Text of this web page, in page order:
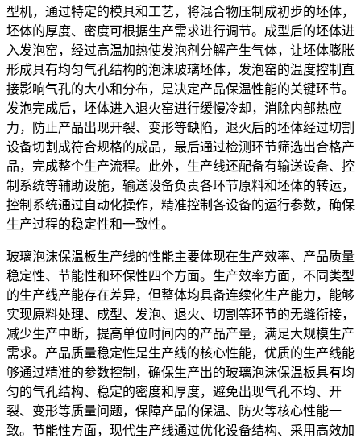
型机，通过特定的模具和工艺，将混合物压制成初步的坯体，
坯体的厚度、密度可根据生产需求进行调节。成型后的坯体进
入发泡窑，经过高温加热使发泡剂分解产生气体，让坯体膨胀
形成具有均匀气孔结构的泡沫玻璃坯体，发泡窑的温度控制直
接影响气孔的大小和分布，是决定产品保温性能的关键环节。
发泡完成后，坯体进入退火窑进行缓慢冷却，消除内部热应
力，防止产品出现开裂、变形等缺陷，退火后的坯体经过切割
设备切割成符合规格的成品，最后通过检测环节筛选出合格产
品，完成整个生产流程。此外，生产线还配备有输送设备、控
制系统等辅助设施，输送设备负责各环节原料和坯体的转运，
控制系统通过自动化操作，精准控制各设备的运行参数，确保
生产过程的稳定性和一致性。
玻璃泡沫保温板生产线的性能主要体现在生产效率、产品质量
稳定性、节能性和环保性四个方面。生产效率方面，不同类型
的生产线产能存在差异，但整体均具备连续化生产能力，能够
实现原料处理、成型、发泡、退火、切割等环节的无缝衔接，
减少生产中断，提高单位时间内的产品产量，满足大规模生产
需求。产品质量稳定性是生产线的核心性能，优质的生产线能
够通过精准的参数控制，确保生产出的玻璃泡沫保温板具有均
匀的气孔结构、稳定的密度和厚度，避免出现气孔不均、开
裂、变形等质量问题，保障产品的保温、防火等核心性能一
致。节能性方面，现代生产线通过优化设备结构、采用高效加